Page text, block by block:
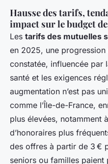
Hausse des tarifs,
impact sur le budget
Les tarifs des mutuelles
en 2025, une
constatée, influencée par
santé et les exigences
augmentation n’est pas
comme l’Île-de-France,
plus élevées, notamment
d’honoraires plus
des offres à partir de 3 €
seniors ou familles paient